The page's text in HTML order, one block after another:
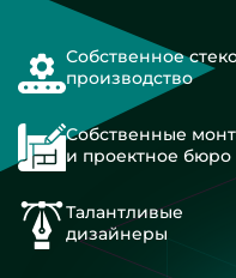
Собственное
производство
Собственные
и проектное бюро
Талантливые
дизайнеры